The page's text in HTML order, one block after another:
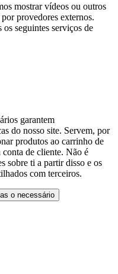
mostrar vídeos ou outros
provedores externos.
seguintes serviços de
garantem
do nosso site. Servem, por
produtos ao carrinho de
conta de cliente. Não é
sobre ti a partir disso e os
com terceiros.
o necessário